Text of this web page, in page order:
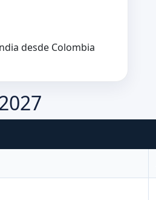
desde Colombia